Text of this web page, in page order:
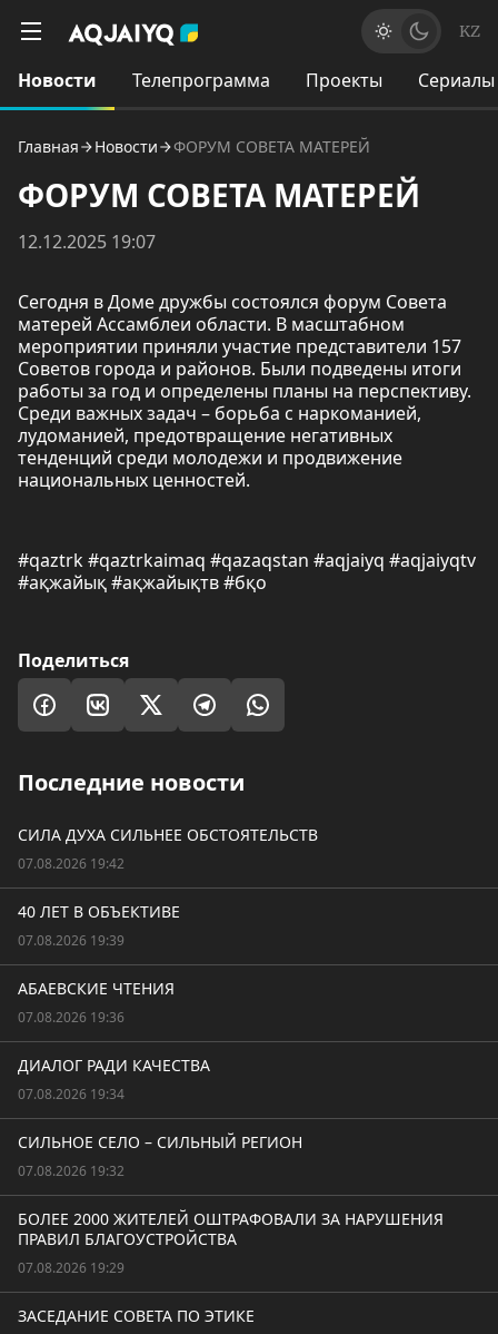
KZ
Новости Телепрограмма Проекты Сериалы
Главная Новости ФОРУМ СОВЕТА МАТЕРЕЙ
ФОРУМ СОВЕТА МАТЕРЕЙ
12.12.2025 19:07
Сегодня в Доме дружбы состоялся форум Совета
матерей Ассамблеи области. В масштабном
мероприятии приняли участие представители 157
Советов города и районов. Были подведены итоги
работы за год и определены планы на перспективу.
Среди важных задач – борьба с наркоманией,
лудоманией, предотвращение негативных
тенденций среди молодежи и продвижение
национальных ценностей.
#qaztrk #qaztrkaimaq #qazaqstan #aqjaiyq #aqjaiyqtv
#ақжайық #ақжайықтв #бқо
Поделиться
Последние новости
СИЛА ДУХА СИЛЬНЕЕ ОБСТОЯТЕЛЬСТВ
07.08.2026 19:42
40 ЛЕТ В ОБЪЕКТИВЕ
07.08.2026 19:39
АБАЕВСКИЕ ЧТЕНИЯ
07.08.2026 19:36
ДИАЛОГ РАДИ КАЧЕСТВА
07.08.2026 19:34
СИЛЬНОЕ СЕЛО – СИЛЬНЫЙ РЕГИОН
07.08.2026 19:32
БОЛЕЕ 2000 ЖИТЕЛЕЙ ОШТРАФОВАЛИ ЗА НАРУШЕНИЯ
ПРАВИЛ БЛАГОУСТРОЙСТВА
07.08.2026 19:29
ЗАСЕДАНИЕ СОВЕТА ПО ЭТИКЕ